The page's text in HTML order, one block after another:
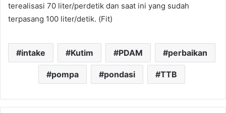
terealisasi 70 liter/perdetik dan saat ini yang sudah
terpasang 100 liter/detik. (Fit)
intake Kutim PDAM perbaikan
pompa pondasi TTB